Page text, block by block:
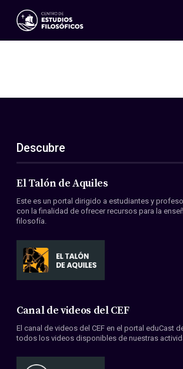
Eventos
ES
EN
Acerca de nosotros
Miembros
Convenios
Descubre
El Talón de Aquiles
Este es un portal dirigido a estudiantes y
con la finalidad de ofrecer recursos para la
filosofía.
Canal de videos del CEF
El canal de videos del CEF en el portal eduCast
todos los videos disponibles de nuestras